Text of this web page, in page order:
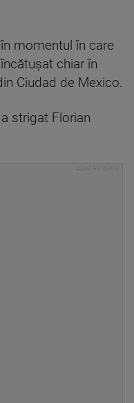
momentul în care
chiar în
Ciudad de Mexico.
strigat Florian